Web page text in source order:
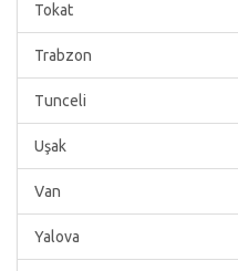
Tokat
Trabzon
Tunceli
Uşak
Van
Yalova